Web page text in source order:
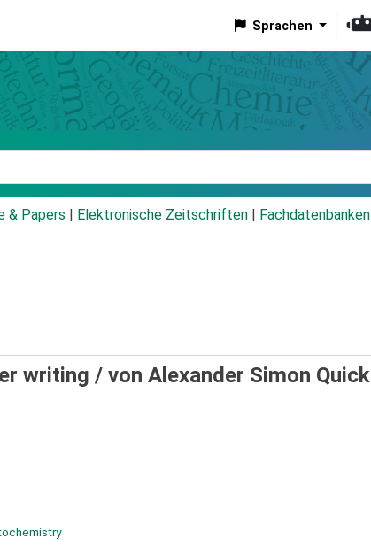
Sprachen
& Papers Elektronische Zeitschriften Fachdatenbanken
writing / von Alexander Simon Quick